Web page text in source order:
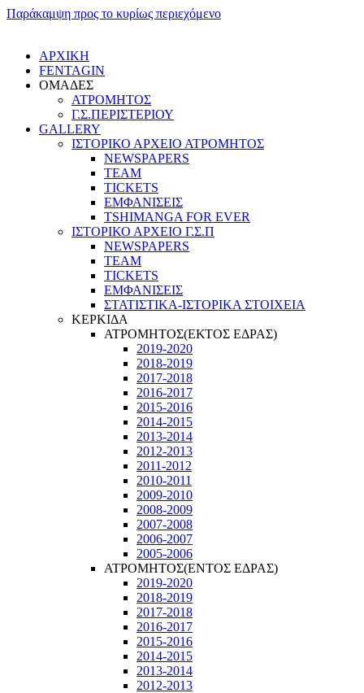
Παράκαμψη προς το κυρίως περιεχόμενο
ΑΡΧΙΚΗ
FENTAGIN
ΟΜΑΔΕΣ
ΑΤΡΟΜΗΤΟΣ
Γ.Σ.ΠEΡΙΣΤΕΡΙΟΥ
GALLERY
ΙΣΤΟΡΙΚΟ ΑΡΧΕΙΟ ΑΤΡΟΜΗΤΟΣ
NEWSPAPERS
TEAM
TICKETS
ΕΜΦΑΝΙΣΕΙΣ
TSHIMANGA FOR EVER
ΙΣΤΟΡΙΚΟ ΑΡΧΕΙΟ Γ.Σ.Π
NEWSPAPERS
TEAM
TICKETS
ΕΜΦΑΝΙΣΕΙΣ
ΣΤΑΤΙΣΤΙΚΑ-ΙΣΤΟΡΙΚΑ ΣΤΟΙΧΕΙΑ
ΚΕΡΚΙΔΑ
ΑΤΡΟΜΗΤΟΣ(ΕΚΤΟΣ ΕΔΡΑΣ)
2019-2020
2018-2019
2017-2018
2016-2017
2015-2016
2014-2015
2013-2014
2012-2013
2011-2012
2010-2011
2009-2010
2008-2009
2007-2008
2006-2007
2005-2006
ΑΤΡΟΜΗΤΟΣ(ΕΝΤΟΣ ΕΔΡΑΣ)
2019-2020
2018-2019
2017-2018
2016-2017
2015-2016
2014-2015
2013-2014
2012-2013